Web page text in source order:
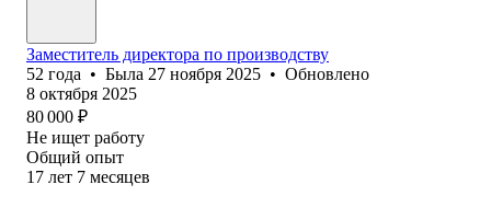
Заместитель директора по производству
52 года • Была 27 ноября 2025 • Обновлено
8 октября 2025
80 000 ₽
Не ищет работу
Общий опыт
17 лет 7 месяцев